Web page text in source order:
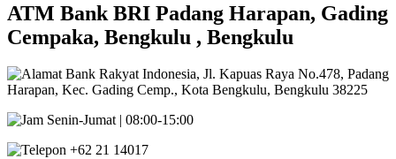
ATM Bank BRI Padang Harapan, Gading
Cempaka, Bengkulu , Bengkulu
Bank Rakyat Indonesia, Jl. Kapuas Raya No.478, Padang
Harapan, Kec. Gading Cemp., Kota Bengkulu, Bengkulu 38225
Senin-Jumat | 08:00-15:00
+62 21 14017